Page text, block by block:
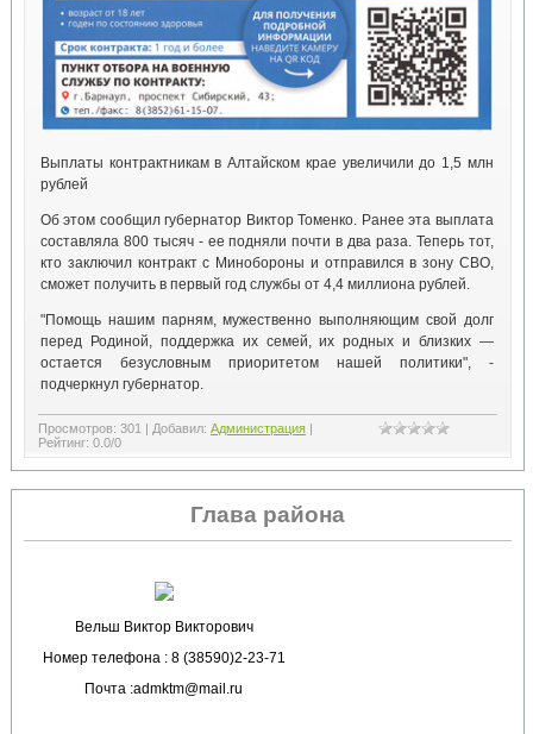
Выплаты контрактникам в Алтайском крае увеличили до 1,5 млн
рублей
⁣Об этом сообщил губернатор Виктор Томенко. Ранее эта выплата
составляла 800 тысяч - ее подняли почти в два раза. Теперь тот,
кто заключил контракт с Минобороны и отправился в зону СВО,
сможет получить в первый год службы от 4,4 миллиона рублей.
⁣"Помощь нашим парням, мужественно выполняющим свой долг
перед Родиной, поддержка их семей, их родных и близких —
остается безусловным приоритетом нашей политики", -
подчеркнул губернатор.
Просмотров: 301 | Добавил: Администрация |
Рейтинг: 0.0/0
Глава района
Вельш Виктор Викторович
Номер телефона : 8 (38590)2-23-71
Почта :admktm@mail.ru